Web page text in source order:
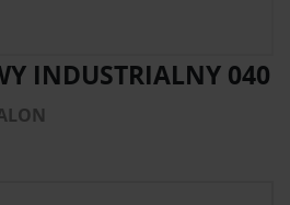
INDUSTRIALNY 040